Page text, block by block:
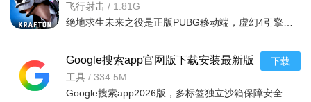
Mobile)官方版下载2026最新
v0.9.95.790安卓版
飞行射击 / 1.81G
Google搜索app官网版下载安装最新版
2026v17.30.32安卓版
工具 / 334.5M
下载